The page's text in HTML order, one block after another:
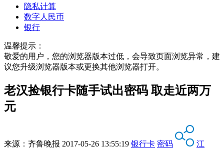
隐私计算
数字人民币
银行
温馨提示：
敬爱的用户，您的浏览器版本过低，会导致页面浏览异常，建
议您升级浏览器版本或更换其他浏览器打开。
老汉捡银行卡随手试出密码 取走近两万
元
来源： 齐鲁晚报 2017-05-26 13:55:19 银行卡 密码
江